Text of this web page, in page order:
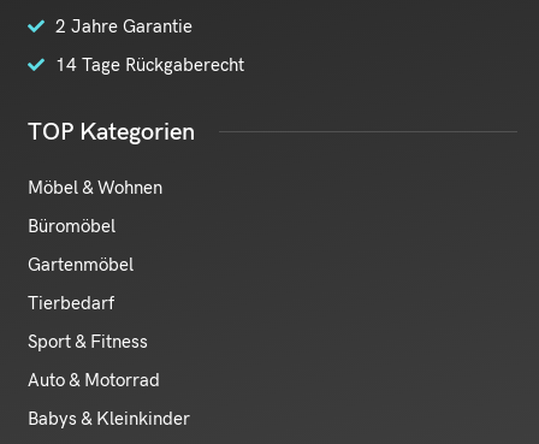
2 Jahre Garantie
14 Tage Rückgaberecht
TOP Kategorien
Möbel & Wohnen
Büromöbel
Gartenmöbel
Tierbedarf
Sport & Fitness
Auto & Motorrad
Babys & Kleinkinder